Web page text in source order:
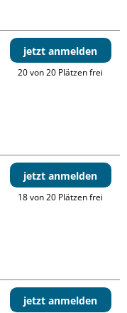
jetzt anmelden
20 von 20 Plätzen frei
jetzt anmelden
18 von 20 Plätzen frei
jetzt anmelden